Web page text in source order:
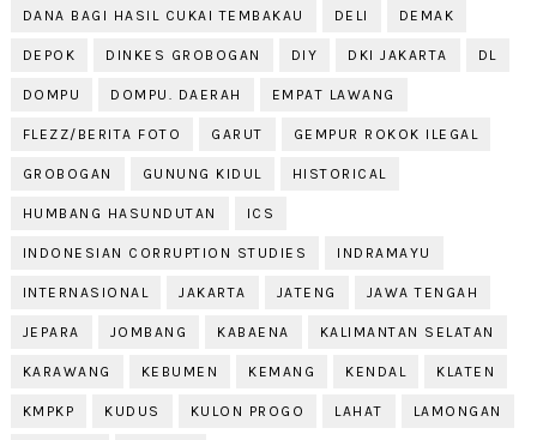
DANA BAGI HASIL CUKAI TEMBAKAU DELI DEMAK
DEPOK DINKES GROBOGAN DIY DKI JAKARTA DL
DOMPU DOMPU. DAERAH EMPAT LAWANG
FLEZZ/BERITA FOTO GARUT GEMPUR ROKOK ILEGAL
GROBOGAN GUNUNG KIDUL HISTORICAL
HUMBANG HASUNDUTAN ICS
INDONESIAN CORRUPTION STUDIES INDRAMAYU
INTERNASIONAL JAKARTA JATENG JAWA TENGAH
JEPARA JOMBANG KABAENA KALIMANTAN SELATAN
KARAWANG KEBUMEN KEMANG KENDAL KLATEN
KMPKP KUDUS KULON PROGO LAHAT LAMONGAN